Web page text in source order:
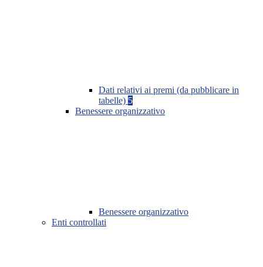
Dati relativi ai premi (da pubblicare in
tabelle) 5
Benessere organizzativo
Benessere organizzativo
Enti controllati